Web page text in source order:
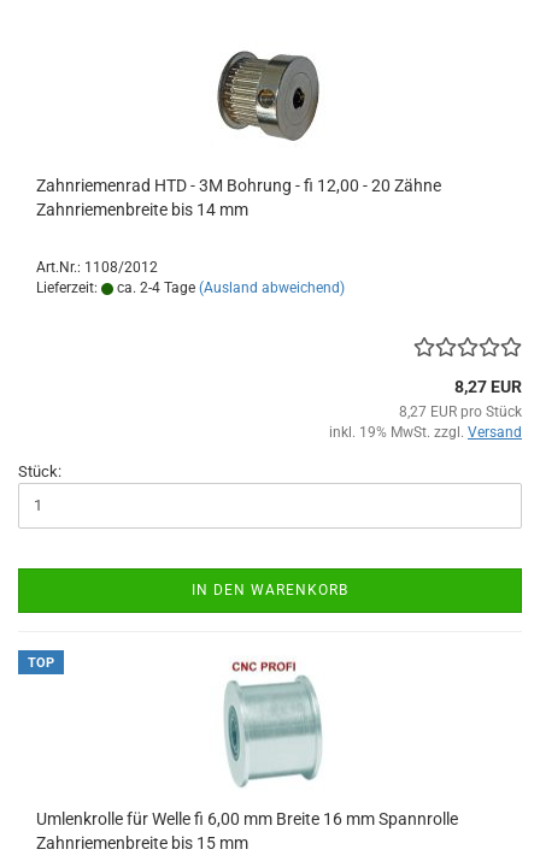
Zahnriemenrad HTD - 3M Bohrung - fi 12,00 - 20 Zähne
Zahnriemenbreite bis 14 mm
Art.Nr.: 1108/2012
Lieferzeit:
ca. 2-4 Tage (Ausland abweichend)
8,27 EUR
8,27 EUR pro Stück
inkl. 19% MwSt. zzgl. Versand
Stück:
IN DEN WARENKORB
TOP
Umlenkrolle für Welle fi 6,00 mm Breite 16 mm Spannrolle
Zahnriemenbreite bis 15 mm